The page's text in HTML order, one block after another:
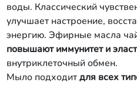
воды. Классический
улучшает настроение,
энергию. Эфирные масла
повышают иммунитет и
внутриклеточный обмен.
Мыло подходитдля всех